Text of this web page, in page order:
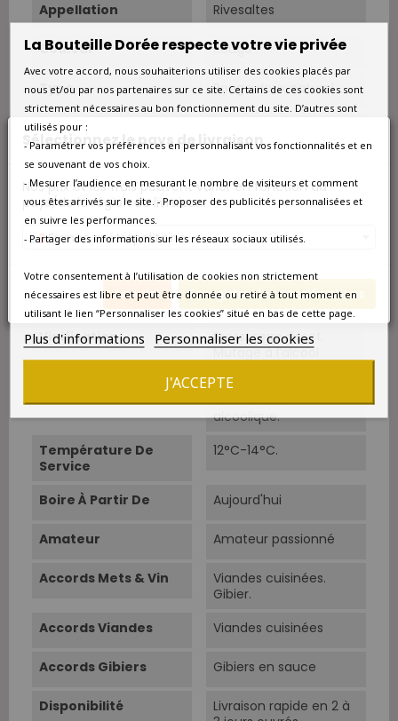
Sélectionnez le pays de livraison
Nos prix et les frais peuvent varier en fonction du
pays/de la région de livraison.
France métropolitaine
Annuler Enregistrer les modifications
Appellation Rivesaltes
Couleur Rouge
Type Rouge doux naturel
Autres
17,5 % al/vol.
Sols
Argilo-calcaire avec
des contreforts des
Cépages Grenache Noir 100%.
Vinification
Pressurage direct.
Mutage à l’alcool
liquide, en cours de
fermentation
alcoolique.
Température De
Service
12°C-14°C.
Boire À Partir De Aujourd'hui
Amateur Amateur passionné
Accords Mets & Vin
Viandes cuisinées.
Gibier.
Accords Viandes
Viandes cuisinées
Accords Gibiers Gibiers en sauce
Disponibilité
Livraison rapide en 2 à
La Bouteille Dorée respecte votre vie privée
Avec votre accord, nous souhaiterions utiliser des cookies placés par
nous et/ou par nos partenaires sur ce site. Certains de ces cookies sont
strictement nécessaires au bon fonctionnement du site. D’autres sont
utilisés pour :
- Paramétrer vos préférences en personnalisant vos fonctionnalités et en
se souvenant de vos choix.
- Mesurer l’audience en mesurant le nombre de visiteurs et comment
vous êtes arrivés sur le site. - Proposer des publicités personnalisées et
en suivre les performances.
- Partager des informations sur les réseaux sociaux utilisés.
Votre consentement à l’utilisation de cookies non strictement
nécessaires est libre et peut être donnée ou retiré à tout moment en
utilisant le lien “Personnaliser les cookies” situé en bas de cette page.
Plus d'informations Personnaliser les cookies
J'ACCEPTE